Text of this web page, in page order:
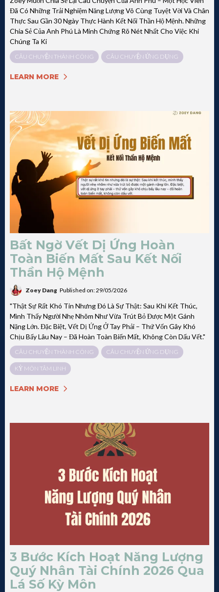
Đã Có Những Trải Nghiệm Năng Lượng Vô Cùng Tuyệt Vời Và Chân
Thực Sau Gần 30 Ngày Thực Hành Kết Nối Thần Hộ Mệnh. Những
Chia Sẻ Của Anh Phú Là Minh Chứng Rõ Nét Nhất Cho Việc Khi
Chúng Ta Ki
CÂU CHUYỆN THÀNH CÔNG CÂU CHUYỆN ỨNG DỤNG
LEARN MORE
Bất Ngờ Vết Dị Ứng Hoàn
Toàn Biến Mất Sau Kết Nối
Thần Hộ Mệnh
Zoey Dang Published on: 29/05/2026
"Thật Sự Rất Khó Tin Nhưng Đó Là Sự Thật: Sau Khi Kết Thúc,
Mình Thấy Người Nhẹ Nhõm Như Vừa Trút Bỏ Được Một Gánh
Nặng Lớn. Đặc Biệt, Vết Dị Ứng Ở Tay Phải – Thứ Vốn Gây Khó
Chịu Bấy Lâu Nay – Đã Hoàn Toàn Biến Mất, Không Còn Dấu Vết."
CÂU CHUYỆN THÀNH CÔNG CÂU CHUYỆN ỨNG DỤNG
KỲ MÔN TÂM LINH
LEARN MORE
3 Bước Kích Hoạt Năng Lượng
Quý Nhân Tài Chính 2026 Qua
Lá Số Kỳ Môn